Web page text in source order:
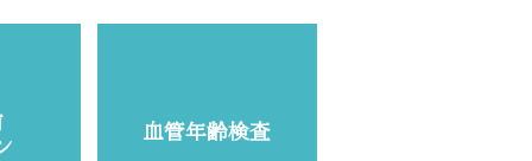
血管年齢検査